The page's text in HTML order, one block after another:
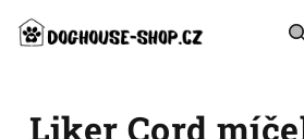
obsah
Liker Cord